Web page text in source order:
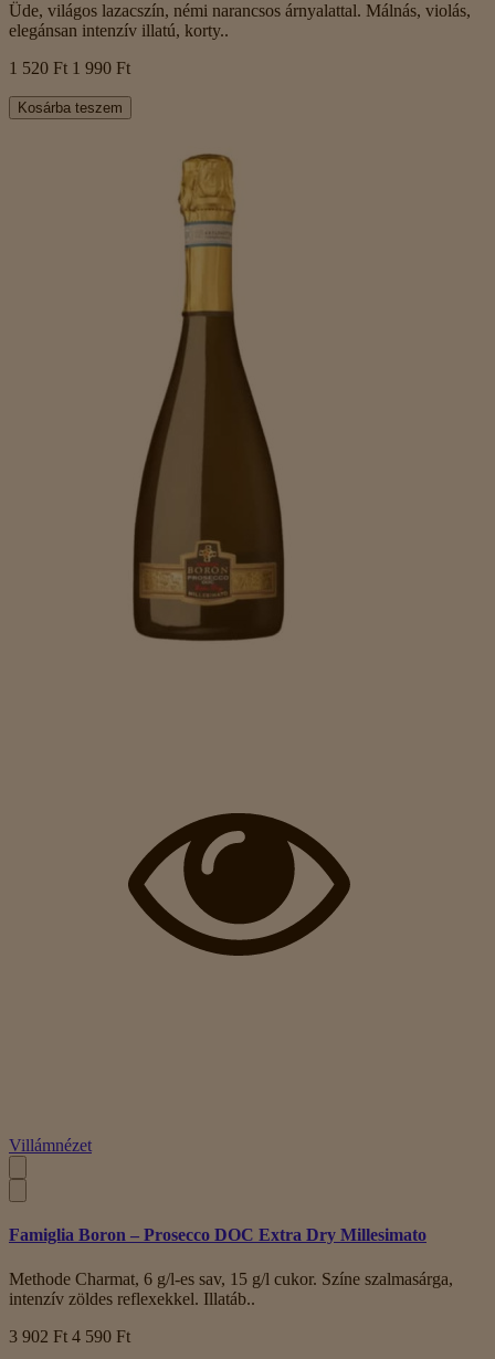
Üde, világos lazacszín, némi narancsos árnyalattal. Málnás, violás,
elegánsan intenzív illatú, korty..
1 520 Ft 1 990 Ft
Kosárba teszem
Villámnézet
Famiglia Boron – Prosecco DOC Extra Dry Millesimato
Methode Charmat, 6 g/l-es sav, 15 g/l cukor. Színe szalmasárga,
intenzív zöldes reflexekkel. Illatáb..
3 902 Ft 4 590 Ft